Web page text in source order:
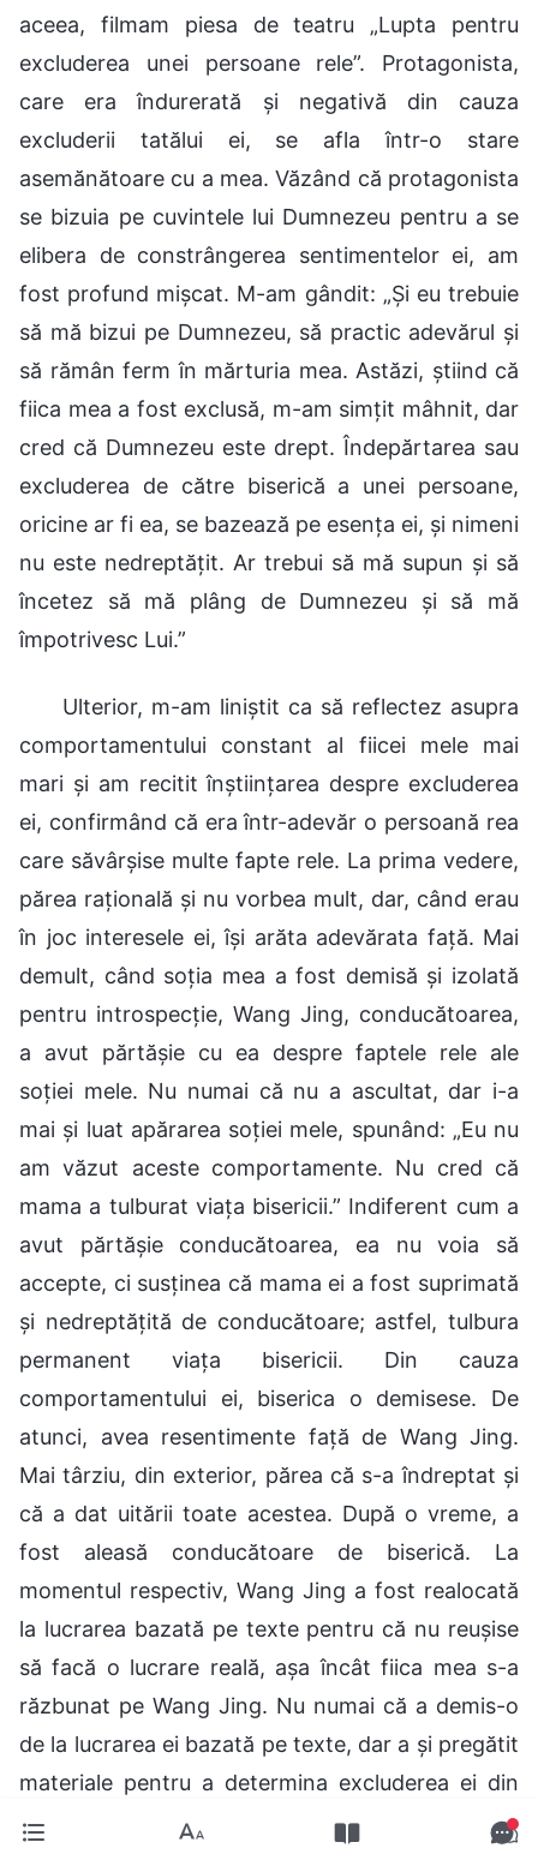
aceea, filmam piesa de teatru „Lupta pentru
excluderea unei persoane rele”. Protagonista,
care era îndurerată și negativă din cauza
excluderii tatălui ei, se afla într-o stare
asemănătoare cu a mea. Văzând că protagonista
se bizuia pe cuvintele lui Dumnezeu pentru a se
elibera de constrângerea sentimentelor ei, am
fost profund mișcat. M-am gândit: „Și eu trebuie
să mă bizui pe Dumnezeu, să practic adevărul și
să rămân ferm în mărturia mea. Astăzi, știind că
fiica mea a fost exclusă, m-am simțit mâhnit, dar
cred că Dumnezeu este drept. Îndepărtarea sau
excluderea de către biserică a unei persoane,
oricine ar fi ea, se bazează pe esența ei, și nimeni
nu este nedreptățit. Ar trebui să mă supun și să
încetez să mă plâng de Dumnezeu și să mă
împotrivesc Lui.”
Ulterior, m-am liniștit ca să reflectez asupra
comportamentului constant al fiicei mele mai
mari și am recitit înștiințarea despre excluderea
ei, confirmând că era într-adevăr o persoană rea
care săvârșise multe fapte rele. La prima vedere,
părea rațională și nu vorbea mult, dar, când erau
în joc interesele ei, își arăta adevărata față. Mai
demult, când soția mea a fost demisă și izolată
pentru introspecție, Wang Jing, conducătoarea,
a avut părtășie cu ea despre faptele rele ale
soției mele. Nu numai că nu a ascultat, dar i-a
mai și luat apărarea soției mele, spunând: „Eu nu
am văzut aceste comportamente. Nu cred că
mama a tulburat viața bisericii.” Indiferent cum a
avut părtășie conducătoarea, ea nu voia să
accepte, ci susținea că mama ei a fost suprimată
și nedreptățită de conducătoare; astfel, tulbura
permanent viața bisericii. Din cauza
comportamentului ei, biserica o demisese. De
atunci, avea resentimente față de Wang Jing.
Mai târziu, din exterior, părea că s-a îndreptat și
că a dat uitării toate acestea. După o vreme, a
fost aleasă conducătoare de biserică. La
momentul respectiv, Wang Jing a fost realocată
la lucrarea bazată pe texte pentru că nu reușise
să facă o lucrare reală, așa încât fiica mea s-a
răzbunat pe Wang Jing. Nu numai că a demis-o
de la lucrarea ei bazată pe texte, dar a și pregătit
materiale pentru a determina excluderea ei din
biserică. La vremea respectivă, i-am spus: